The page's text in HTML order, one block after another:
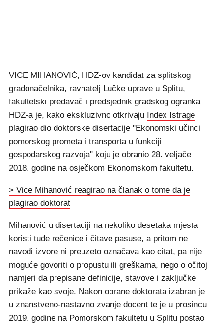
VICE MIHANOVIĆ, HDZ-ov kandidat za splitskog
gradonačelnika, ravnatelj Lučke uprave u Splitu,
fakultetski predavač i predsjednik gradskog ogranka
HDZ-a je, kako ekskluzivno otkrivaju Index Istrage
plagirao dio doktorske disertacije "Ekonomski učinci
pomorskog prometa i transporta u funkciji
gospodarskog razvoja" koju je obranio 28. veljače
2018. godine na osječkom Ekonomskom fakultetu.
> Vice Mihanović reagirao na članak o tome da je
plagirao doktorat
Mihanović u disertaciji na nekoliko desetaka mjesta
koristi tuđe rečenice i čitave pasuse, a pritom ne
navodi izvore ni preuzeto označava kao citat, pa nije
moguće govoriti o propustu ili greškama, nego o očitoj
namjeri da prepisane definicije, stavove i zaključke
prikaže kao svoje. Nakon obrane doktorata izabran je
u znanstveno-nastavno zvanje docent te je u prosincu
2019. godine na Pomorskom fakultetu u Splitu postao